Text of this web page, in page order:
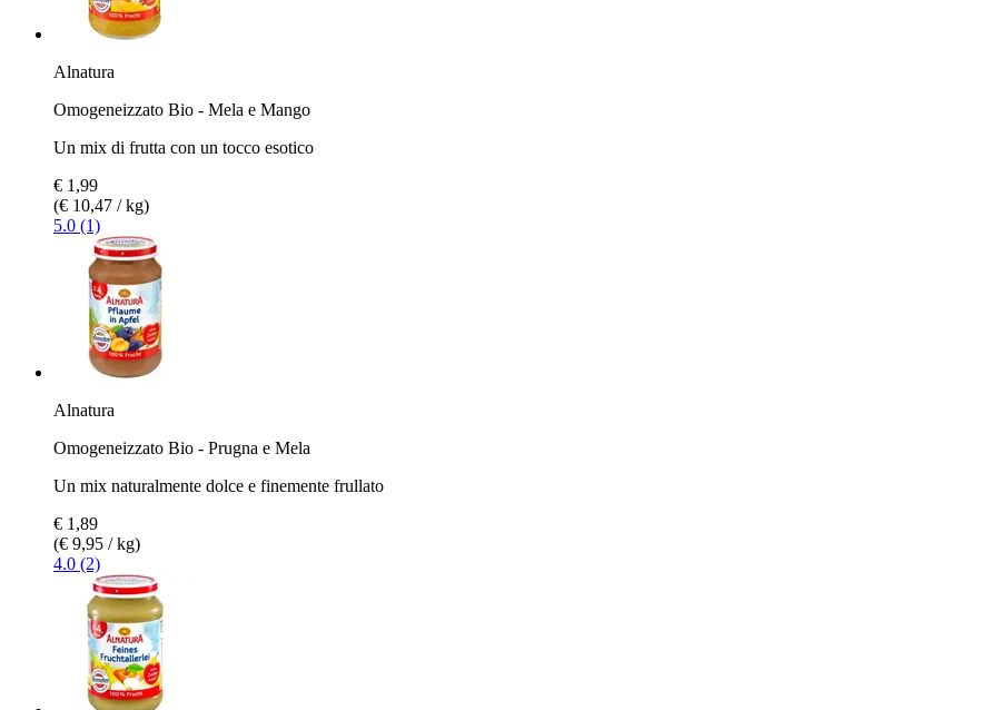
Alnatura
Omogeneizzato Bio - Mela e Mango
Un mix di frutta con un tocco esotico
€ 1,99
(€ 10,47 / kg)
5.0 (1)
Alnatura
Omogeneizzato Bio - Prugna e Mela
Un mix naturalmente dolce e finemente frullato
€ 1,89
(€ 9,95 / kg)
4.0 (2)